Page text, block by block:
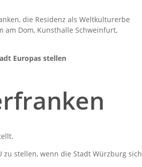
die Residenz als Weltkulturerbe
Dom, Kunsthalle Schweinfurt,
Europas stellen
stellen, wenn die Stadt Würzburg sich